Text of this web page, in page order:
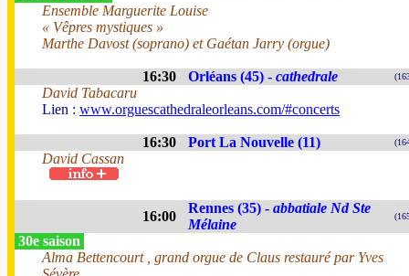
Ensemble Marguerite Louise
« Vêpres mystiques »
Marthe Davost (soprano) et Gaétan Jarry (orgue)
16:30 Orléans (45) - cathedrale
David Tabacaru
Lien : www.orguescathedraleorleans.com/#concerts
16:30 Port La Nouvelle (11)
David Cassan
16:00
Rennes (35) - abbatiale Nd Ste
Mélaine
30e saison
Alma Bettencourt , grand orgue de Claus restauré par Yves